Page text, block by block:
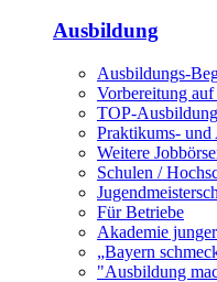
Ausbildung
Ausbildungs-
Vorbereitung
TOP-
Praktikums- und
Weitere
Schulen /
Für Betriebe
Akademie
„Bayern
"Ausbildung